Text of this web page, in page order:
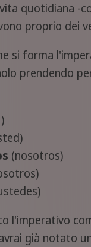
quotidiana -
proprio dei
si forma
prendendo
(nosotros)
l'imperativo
già notato